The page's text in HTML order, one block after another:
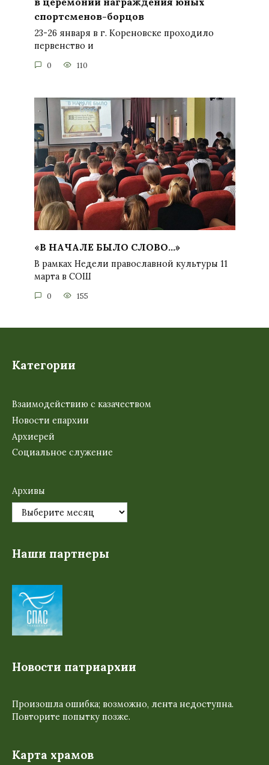
спортсменов-борцов
23-26 января в г. Кореновске проходило
первенство и
0 110
«В НАЧАЛЕ БЫЛО СЛОВО…»
В рамках Недели православной культуры 11
марта в СОШ
0 155
Категории
Взаимодействию с казачеством
Новости епархии
Архиерей
Социальное служение
Архивы
Наши партнеры
Новости патриархии
Произошла ошибка; возможно, лента недоступна.
Повторите попытку позже.
Карта храмов